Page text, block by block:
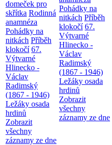
domeček pro
skřítka Rodinná
anamnéza
Pohádky na
nitkách Příběh
klokočí 67.
Výtvarné
Hlinecko -
Václav
Radimský
(1867 - 1946)
Ležáky osada
hrdinů
Zobrazit
všechny
záznamy ze dne
Pohádky na
nitkách Příběh
klokočí 67.
Výtvarné
Hlinecko -
Václav
Radimský
(1867 - 1946)
Ležáky osada
hrdinů
Zobrazit
všechny
záznamy ze dne